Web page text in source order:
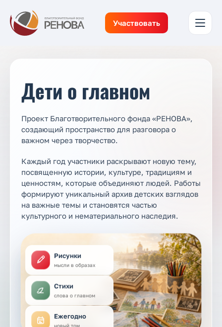
Участвовать
Дети о главном
Проект Благотворительного фонда «РЕНОВА»,
создающий пространство для разговора о
важном через творчество.
Каждый год участники раскрывают новую тему,
посвященную истории, культуре, традициям и
ценностям, которые объединяют людей. Работы
формируют уникальный архив детских взглядов
на важные темы и становятся частью
культурного и нематериального наследия.
Рисунки
мысли в образах
Стихи
Ежегодно
новый том